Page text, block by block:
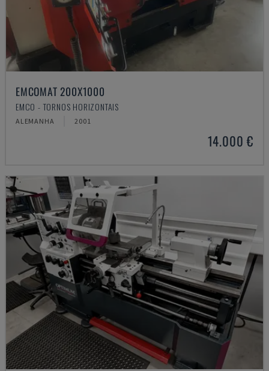
EMCOMAT 200X1000
EMCO - TORNOS HORIZONTAIS
ALEMANHA 2001
14.000 €